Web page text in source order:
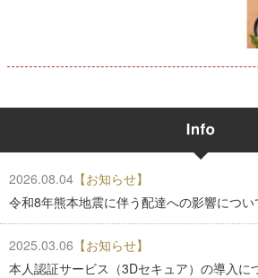
2026.08.04 【お知らせ】
令和8年熊本地震に伴う配達への影響につい
2025.03.06 【お知らせ】
本人認証サービス（3Dセキュア）の導入に